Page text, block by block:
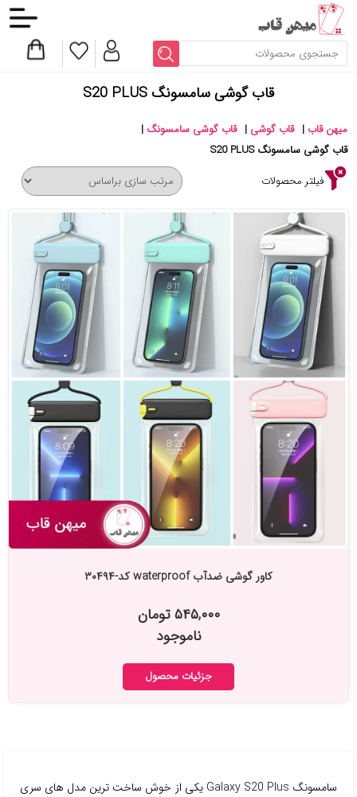
قاب گوشی سامسونگ S20 PLUS
میهن قاب | قاب گوشی | قاب گوشی سامسونگ |
قاب گوشی سامسونگ S20 PLUS
فیلتر محصولات
کاور گوشی ضدآب waterproof کد-۳۰۴۹۴
۵۴۵,۰۰۰ تومان
ناموجود
جزئیات محصول
سامسونگ Galaxy S20 Plus یکی از خوش ساخت ترین مدل های سری